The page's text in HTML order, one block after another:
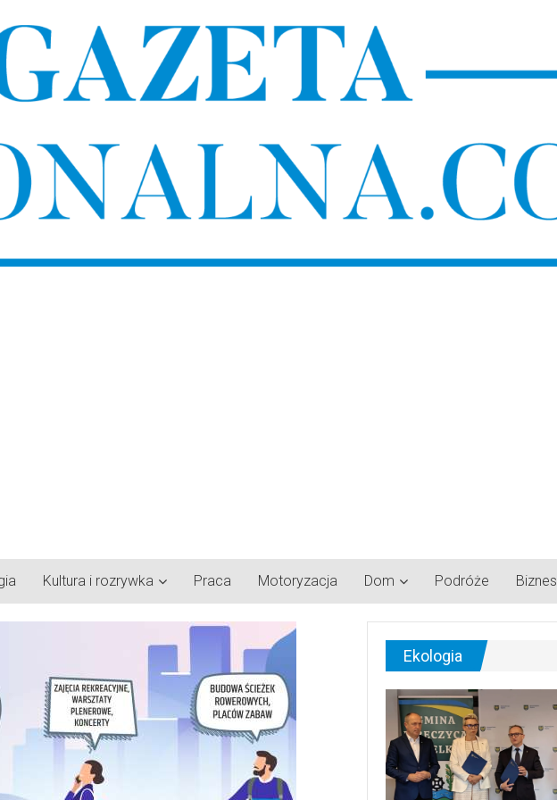
Kultura i rozrywka Praca Motoryzacja Dom Podróże Biznes
Ekologia